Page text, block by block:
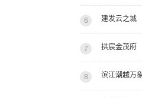
6 建发云之城
7 拱宸金茂府
8 滨江潮越万